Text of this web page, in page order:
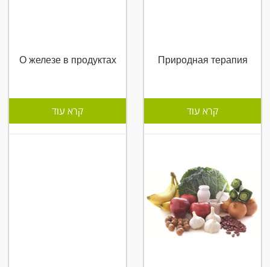
Природная терапия
קרא עוד
О железе в продуктах
קרא עוד